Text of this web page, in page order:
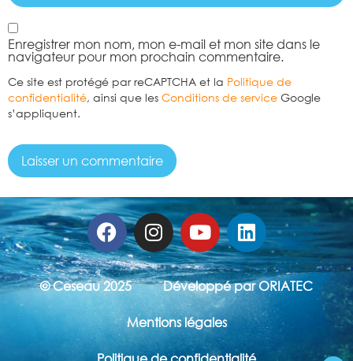
Enregistrer mon nom, mon e-mail et mon site dans le
navigateur pour mon prochain commentaire.
Ce site est protégé par reCAPTCHA et la Politique de
confidentialité, ainsi que les Conditions de service Google
s’appliquent.
© Ceseau 2025 Développé par ORIATEC
Mentions légales